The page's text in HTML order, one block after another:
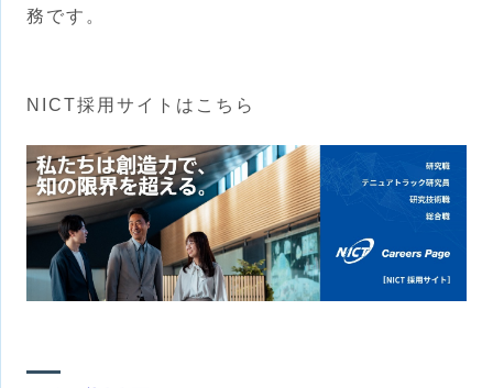
務です。
NICT採用サイトはこちら